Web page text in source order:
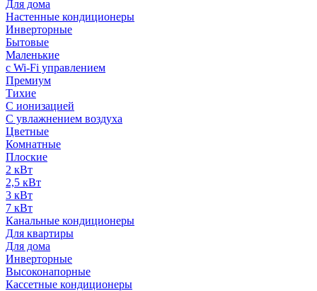
Для дома
Настенные кондиционеры
Инверторные
Бытовые
Маленькие
с Wi-Fi управлением
Премиум
Тихие
С ионизацией
С увлажнением воздуха
Цветные
Комнатные
Плоские
2 кВт
2,5 кВт
3 кВт
7 кВт
Канальные кондиционеры
Для квартиры
Для дома
Инверторные
Высоконапорные
Кассетные кондиционеры